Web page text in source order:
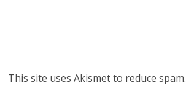
This site uses Akismet to reduce spam.